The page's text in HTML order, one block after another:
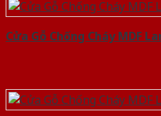
Cửa Gỗ Chống Cháy MDF